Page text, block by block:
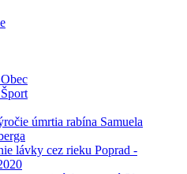
úmrtia rabína Samuela
lávky cez rieku Poprad -